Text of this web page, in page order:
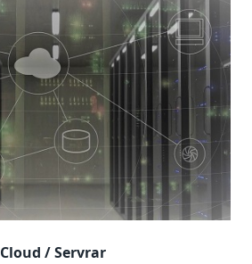
Cloud / Servrar